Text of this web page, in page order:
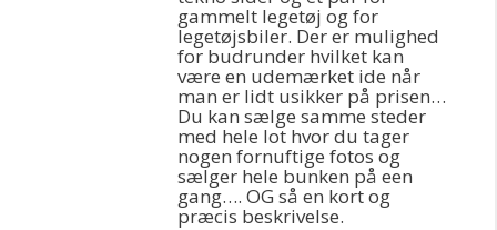
gammelt legetøj og for
legetøjsbiler. Der er mulighed
for budrunder hvilket kan
være en udemærket ide når
man er lidt usikker på prisen…
Du kan sælge samme steder
med hele lot hvor du tager
nogen fornuftige fotos og
sælger hele bunken på een
gang…. OG så en kort og
præcis beskrivelse.